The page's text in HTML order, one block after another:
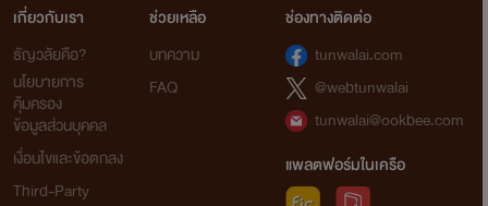
เกี่ยวกับเรา
ธัญวลัยคือ?
นโยบายการ
คุ้มครอง
ข้อมูลส่วนบุคคล
เงื่อนไขและข้อตกลง
Third-Party
ช่วยเหลือ
บทความ
FAQ
ช่องทางติดต่อ
tunwalai.com
@webtunwalai
tunwalai@ookbee.com
แพลตฟอร์มในเครือ